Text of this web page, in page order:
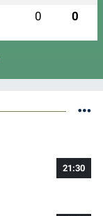
0 0
21:30